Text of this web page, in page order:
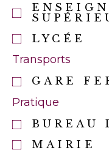
LYCÉE
Transports
GARE
Pratique
BUREAU
MAIRIE